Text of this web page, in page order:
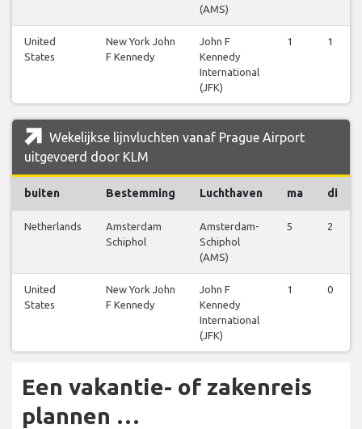
(AMS)
United
States
New York John
F Kennedy
John F
Kennedy
International
(JFK)
1 1
Wekelijkse lijnvluchten vanaf Prague Airport
uitgevoerd door KLM
buiten Bestemming Luchthaven ma di
Netherlands
Amsterdam
Schiphol
Amsterdam-
Schiphol
(AMS)
5 2
United
States
New York John
F Kennedy
John F
Kennedy
International
(JFK)
1 0
Een vakantie- of zakenreis
plannen …